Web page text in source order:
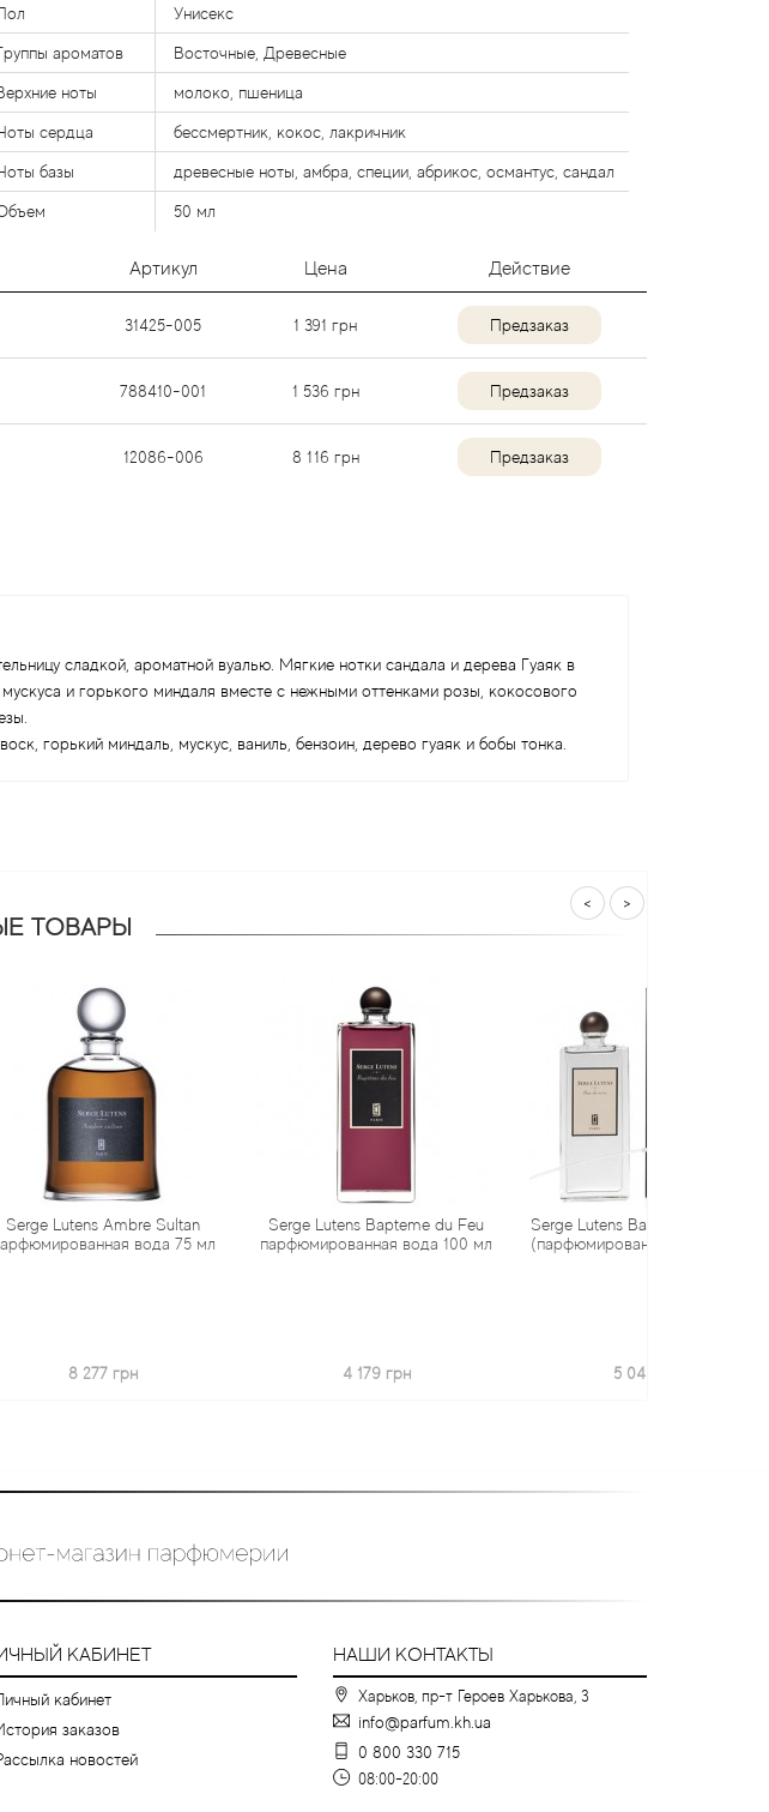
Унисекс
ароматов Восточные, Древесные
ноты молоко, пшеница
сердца бессмертник, кокос, лакричник
базы древесные ноты, амбра, специи, абрикос, османтус, сандал
50 мл
Артикул Цена Действие
31425-005 1 391 грн Предзаказ
788410-001 1 536 грн Предзаказ
12086-006 8 116 грн Предзаказ
сладкой, ароматной вуалью. Мягкие нотки сандала и дерева Гуаяк в
и горького миндаля вместе с нежными оттенками розы, кокосового
горький миндаль, мускус, ваниль, бензоин, дерево гуаяк и бобы тонка.
ТОВАРЫ
Sultan
вода 75 мл
Serge Lutens Bapteme du Feu
парфюмированная вода 100 мл
Serge Lutens Bas de Soie тестер
(парфюмированная вода) 50 мл
< >
КАБИНЕТ
кабинет
заказов
новостей
НАШИ КОНТАКТЫ
Харьков, пр-т Героев Харькова, 3
info@parfum.kh.ua
0 800 330 715
08:00-20:00